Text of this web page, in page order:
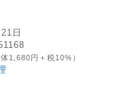
日
体1,680円＋税10%）